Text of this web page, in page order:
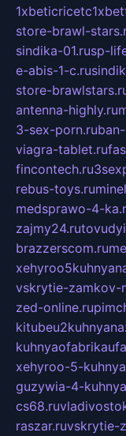
store-brawl-
sindika-01.rusp-
e-abis-1-c.ru
store-
antenna-highly.ru
3-sex-porn.ru
viagra-tablet.ru
fincontech.ru
rebus-toys.ru
medsprawo-4-
zajmy24.ru
brazzerscom.ru
vskrytie-zamkov-
zed-online.ru
xehyroo-5-
guzywia-4-
cs68.ru
raszar.ruvskrytie-